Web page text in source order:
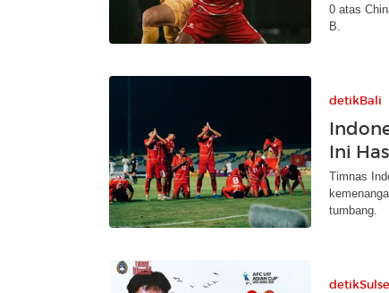
0 atas
B.
detikBali
Ini
Timnas
tumbang.